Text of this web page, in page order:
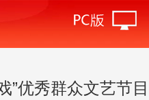
”优秀群众文艺节目